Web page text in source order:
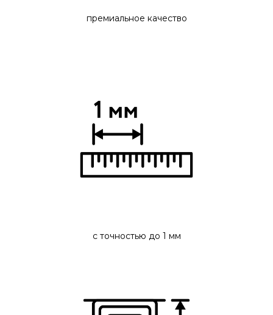
премиальное качество
с точностью до 1 мм